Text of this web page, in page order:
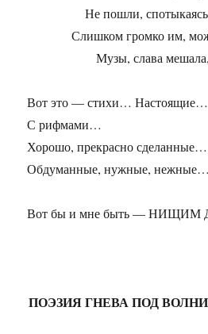
Не пошли,
Слишком громко им,
Музы, слава
Вот это — стихи… Настоящие…
С рифмами…
Хорошо, прекрасно сделанные…
Обдуманные, нужные, нежные…
Вот бы и мне быть —
ПОЭЗИЯ ГНЕВА ПОД